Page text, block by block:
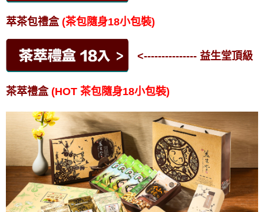
萃茶包禮盒 (茶包隨身18小包裝)
<--------------- 益生堂頂級
茶萃禮盒 (HOT 茶包隨身18小包裝)